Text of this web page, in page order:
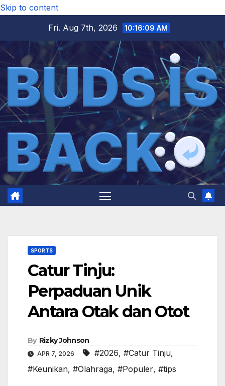
Skip to content
Fri. Aug 7th, 2026
10:16:11 AM
SPORTS
Catur Tinju:
Perpaduan Unik
Antara Otak dan Otot
By Rizky Johnson
APR 7, 2026 #2026, #Catur Tinju,
#Keunikan, #Olahraga, #Populer, #tips